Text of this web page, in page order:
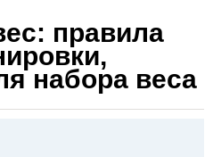
правила
набора веса